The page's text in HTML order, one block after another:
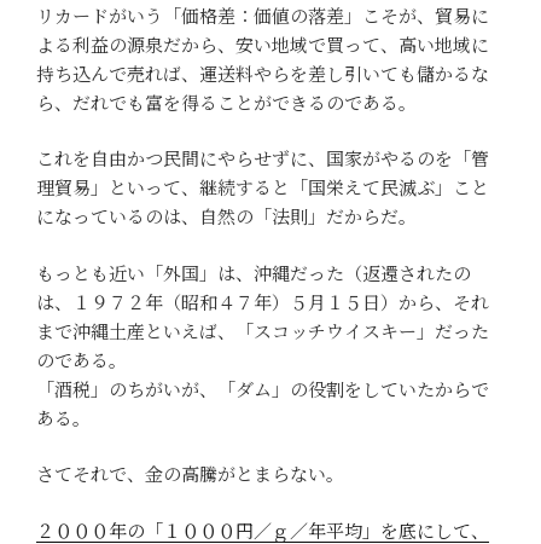
リカードがいう「価格差：価値の落差」こそが、貿易に
よる利益の源泉だから、安い地域で買って、高い地域に
持ち込んで売れば、運送料やらを差し引いても儲かるな
ら、だれでも富を得ることができるのである。
これを自由かつ民間にやらせずに、国家がやるのを「管
理貿易」といって、継続すると「国栄えて民滅ぶ」こと
になっているのは、自然の「法則」だからだ。
もっとも近い「外国」は、沖縄だった（返還されたの
は、１９７２年（昭和４７年）５月１５日）から、それ
まで沖縄土産といえば、「スコッチウイスキー」だった
のである。
「酒税」のちがいが、「ダム」の役割をしていたからで
ある。
さてそれで、金の高騰がとまらない。
２０００年の「１０００円／ｇ／年平均」を底にして、